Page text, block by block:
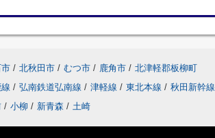
/ 北秋田市 / むつ市 / 鹿角市 / 北津軽郡板柳町
/ 弘南鉄道弘南線 / 津軽線 / 東北本線 / 秋田新幹線
/ 小柳 / 新青森 / 土崎